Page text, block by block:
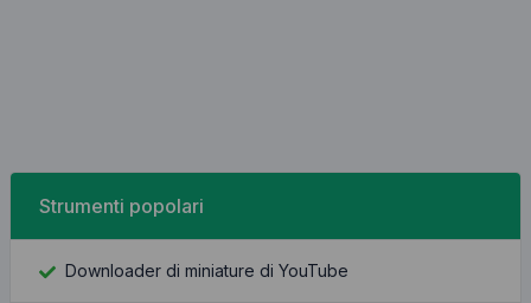
Strumenti popolari
Downloader di miniature di YouTube